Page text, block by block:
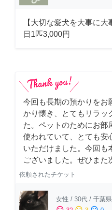
【大切な愛犬を大事に
日1匹3,000円
今回も長期の預かりをお
かり懐き、とてもリラッ
た。ペットのためにお部
使われていて、とても安
いただけました。今回も
ございました。ぜひまた
依頼されたチケット
女性 / 30代 / 千葉県